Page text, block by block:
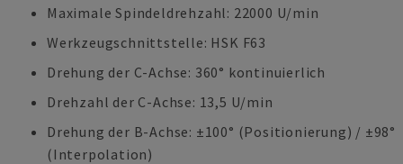
Maximale Spindeldrehzahl: 22000 U/min
Werkzeugschnittstelle: HSK F63
Drehung der C-Achse: 360° kontinuierlich
Drehzahl der C-Achse: 13,5 U/min
Drehung der B-Achse: ±100° (Positionierung) / ±98°
(Interpolation)